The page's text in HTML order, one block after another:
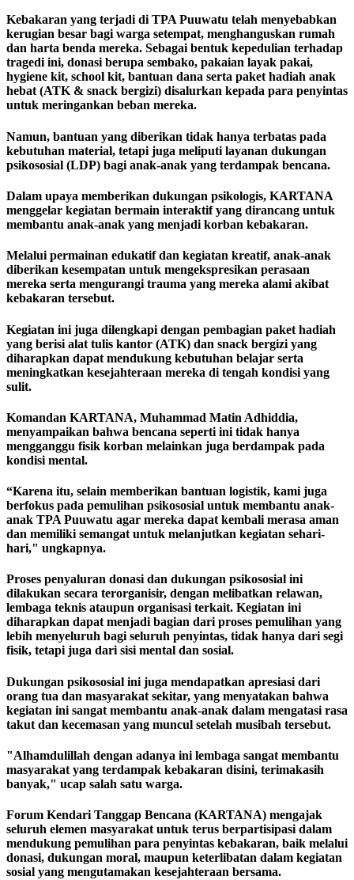
Kebakaran yang terjadi di TPA Puuwatu telah menyebabkan
kerugian besar bagi warga setempat, menghanguskan rumah
dan harta benda mereka. Sebagai bentuk kepedulian terhadap
tragedi ini, donasi berupa sembako, pakaian layak pakai,
hygiene kit, school kit, bantuan dana serta paket hadiah anak
hebat (ATK & snack bergizi) disalurkan kepada para penyintas
untuk meringankan beban mereka.
Namun, bantuan yang diberikan tidak hanya terbatas pada
kebutuhan material, tetapi juga meliputi layanan dukungan
psikososial (LDP) bagi anak-anak yang terdampak bencana.
Dalam upaya memberikan dukungan psikologis, KARTANA
menggelar kegiatan bermain interaktif yang dirancang untuk
membantu anak-anak yang menjadi korban kebakaran.
Melalui permainan edukatif dan kegiatan kreatif, anak-anak
diberikan kesempatan untuk mengekspresikan perasaan
mereka serta mengurangi trauma yang mereka alami akibat
kebakaran tersebut.
Kegiatan ini juga dilengkapi dengan pembagian paket hadiah
yang berisi alat tulis kantor (ATK) dan snack bergizi yang
diharapkan dapat mendukung kebutuhan belajar serta
meningkatkan kesejahteraan mereka di tengah kondisi yang
sulit.
Komandan KARTANA, Muhammad Matin Adhiddia,
menyampaikan bahwa bencana seperti ini tidak hanya
mengganggu fisik korban melainkan juga berdampak pada
kondisi mental.
“Karena itu, selain memberikan bantuan logistik, kami juga
berfokus pada pemulihan psikososial untuk membantu anak-
anak TPA Puuwatu agar mereka dapat kembali merasa aman
dan memiliki semangat untuk melanjutkan kegiatan sehari-
hari," ungkapnya.
Proses penyaluran donasi dan dukungan psikososial ini
dilakukan secara terorganisir, dengan melibatkan relawan,
lembaga teknis ataupun organisasi terkait. Kegiatan ini
diharapkan dapat menjadi bagian dari proses pemulihan yang
lebih menyeluruh bagi seluruh penyintas, tidak hanya dari segi
fisik, tetapi juga dari sisi mental dan sosial.
Dukungan psikososial ini juga mendapatkan apresiasi dari
orang tua dan masyarakat sekitar, yang menyatakan bahwa
kegiatan ini sangat membantu anak-anak dalam mengatasi rasa
takut dan kecemasan yang muncul setelah musibah tersebut.
"Alhamdulillah dengan adanya ini lembaga sangat membantu
masyarakat yang terdampak kebakaran disini, terimakasih
banyak," ucap salah satu warga.
Forum Kendari Tanggap Bencana (KARTANA) mengajak
seluruh elemen masyarakat untuk terus berpartisipasi dalam
mendukung pemulihan para penyintas kebakaran, baik melalui
donasi, dukungan moral, maupun keterlibatan dalam kegiatan
sosial yang mengutamakan kesejahteraan bersama.